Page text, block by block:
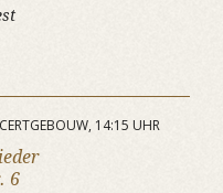
14:15 UHR
6